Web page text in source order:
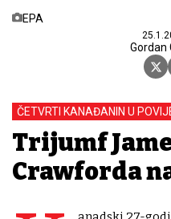
EPA
Gordan
ČETVRTI KANAĐANIN U
Trijumf
Crawforda